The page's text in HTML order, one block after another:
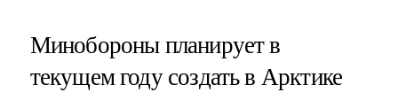
Минобороны планирует в
текущем году создать в Арктике